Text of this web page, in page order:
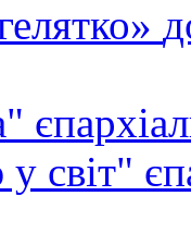
світ"